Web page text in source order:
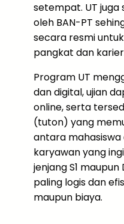
setempat. UT
oleh BAN-PT
secara resmi
pangkat dan
Program UT
dan digital, ujian
online, serta
(tuton) yang
antara mahasiswa
karyawan yang
jenjang S1
paling logis dan
maupun biaya.